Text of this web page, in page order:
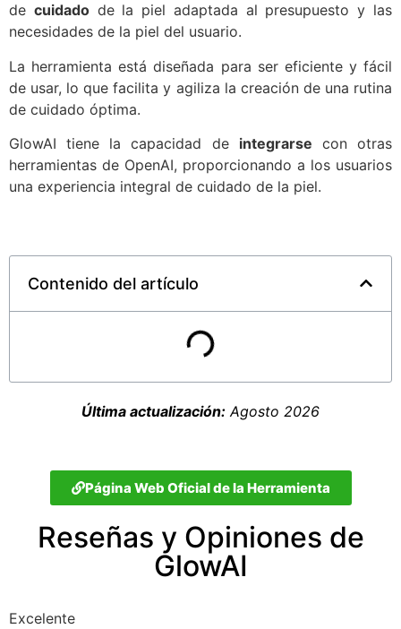
de cuidadode la piel adaptada al presupuesto y las
necesidades de la piel del usuario.
La herramienta está diseñada para ser eficiente y fácil
de usar, lo que facilita y agiliza la creación de una rutina
de cuidado óptima.
GlowAI tiene la capacidad de integrarse con otras
herramientas de OpenAI, proporcionando a los usuarios
una experiencia integral de cuidado de la piel.
Contenido del artículo
Última actualización: Agosto 2026
Página Web Oficial de la Herramienta
Reseñas y Opiniones de
GlowAI
Excelente